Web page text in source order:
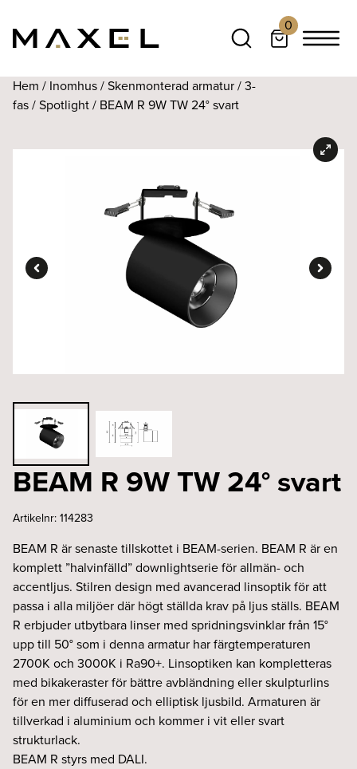
0
Hem / Inomhus/Skenmonterad armatur/3-
fas/Spotlight/ BEAM R 9W TW 24° svart
BEAM R 9W TW 24° svart
Artikelnr:114283
BEAM R är senaste tillskottet i BEAM-serien. BEAM R är en
komplett ”halvinfälld” downlightserie för allmän- och
accentljus. Stilren design med avancerad linsoptik för att
passa i alla miljöer där högt ställda krav på ljus ställs. BEAM
R erbjuder utbytbara linser med spridningsvinklar från 15°
upp till 50° som i denna armatur har färgtemperaturen
2700K och 3000K i Ra90+. Linsoptiken kan kompletteras
med bikakeraster för bättre avbländning eller skulpturlins
för en mer diffuserad och elliptisk ljusbild. Armaturen är
tillverkad i aluminium och kommer i vit eller svart
strukturlack.
BEAM R styrs med DALI.